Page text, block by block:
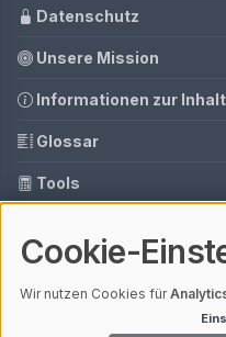
Datenschutz
Unsere Mission
Informationen zur Inhalt
Glossar
Tools
Media Daten
Cookie-
Wir nutzen Cookies für